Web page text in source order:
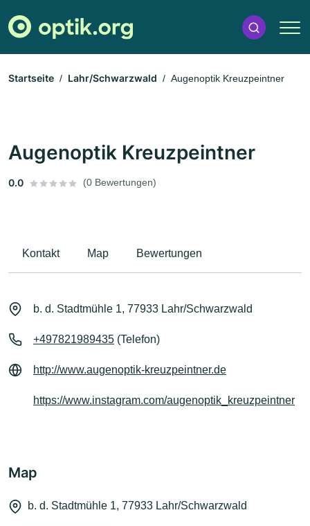
Startseite Lahr/Schwarzwald Augenoptik Kreuzpeintner
Augenoptik Kreuzpeintner
0.0 (0 Bewertungen)
Kontakt Map Bewertungen
b. d. Stadtmühle 1, 77933 Lahr/Schwarzwald
+497821989435 (Telefon)
http://www.augenoptik-kreuzpeintner.de
https://www.instagram.com/augenoptik_kreuzpeintner
Map
b. d. Stadtmühle 1, 77933 Lahr/Schwarzwald